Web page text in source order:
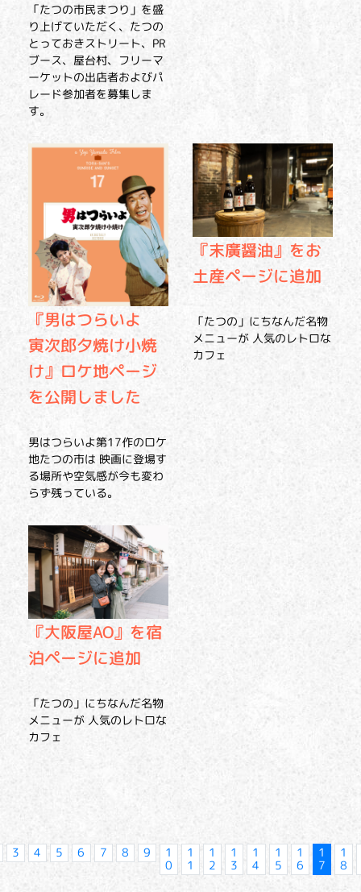
「たつの市民まつり」を盛
り上げていただく、たつの
とっておきストリート、PR
ブース、屋台村、フリーマ
ーケットの出店者およびパ
レード参加者を募集しま
す。
『男はつらいよ
寅次郎夕焼け小焼
け』ロケ地ページ
を公開しました
男はつらいよ第17作のロケ
地たつの市は 映画に登場す
る場所や空気感が今も変わ
らず残っている。
『末廣醤油』をお
土産ページに追加
「たつの」にちなんだ名物
メニューが 人気のレトロな
カフェ
『大阪屋AO』を宿
泊ページに追加
「たつの」にちなんだ名物
メニューが 人気のレトロな
カフェ
3 4 5 6 7 8 9
1
0
1
1
1
2
1
3
1
4
1
5
1
6
1
7
1
8